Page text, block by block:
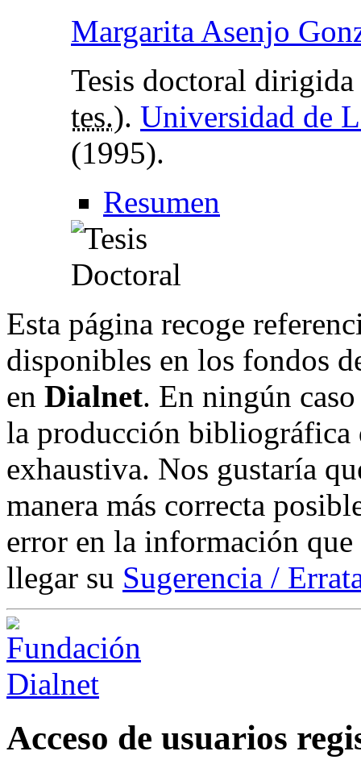
Margarita Asenjo
Tesis doctoral
tes.). Universidad de
(1995).
Resumen
Esta página recoge
disponibles en los fondos
en Dialnet. En ningún
la producción bibliográfica
exhaustiva. Nos gustaría
manera más correcta
error en la información
llegar su Sugerencia /
Acceso de usuarios